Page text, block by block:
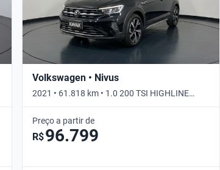
Volkswagen • Nivus
2021 • 61.818 km • 1.0 200 TSI HIGHLINE
AUTO • Automático
Preço a partir de
R$96.799